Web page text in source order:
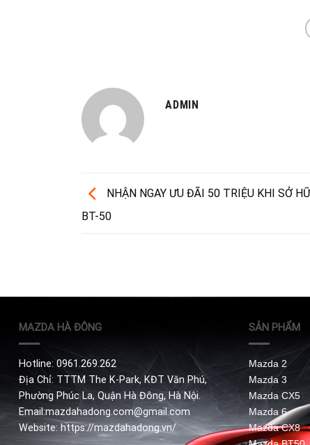
ADMIN
NHẬN NGAY ƯU ĐÃI 50 TRIỆU KHI SỞ
BT-50
MAZDA HÀ ĐÔNG
Hotline: 0961.269.262
Địa Chỉ: TTTM The K-Park, KĐT Văn Phú,
Phường Phúc La, Quận Hà Đông, Hà Nội.
Email:mazdahadong.com@gmail.com
Website: https://mazdahadong.vn/
SẢN PHẨM
Mazda 2
Mazda 3
Mazda CX5
Mazda 6
Mazda CX8